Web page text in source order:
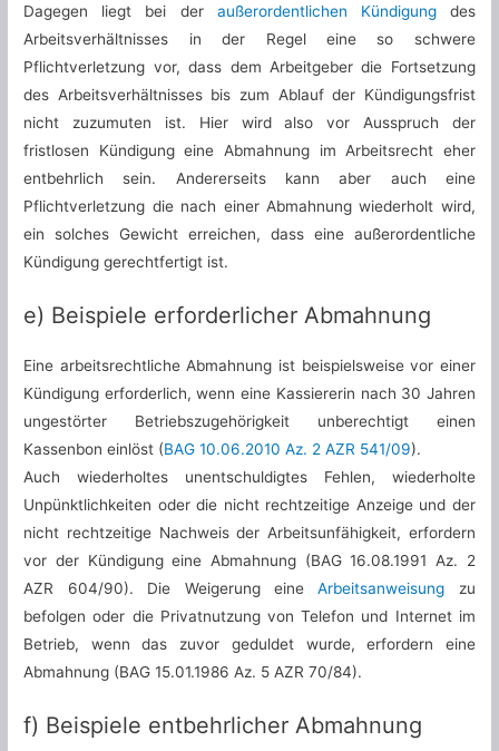
Dagegen liegt bei der außerordentlichen Kündigungdes
Arbeitsverhältnisses in der Regel eine so schwere
Pflichtverletzung vor, dass dem Arbeitgeber die Fortsetzung
des Arbeitsverhältnisses bis zum Ablauf der Kündigungsfrist
nicht zuzumuten ist. Hier wird also vor Ausspruch der
fristlosen Kündigung eine Abmahnung im Arbeitsrecht eher
entbehrlich sein. Andererseits kann aber auch eine
Pflichtverletzung die nach einer Abmahnung wiederholt wird,
ein solches Gewicht erreichen, dass eine außerordentliche
Kündigung gerechtfertigt ist.
e) Beispiele erforderlicher Abmahnung
Eine arbeitsrechtliche Abmahnung ist beispielsweise vor einer
Kündigung erforderlich, wenn eine Kassiererin nach 30 Jahren
ungestörter Betriebszugehörigkeit unberechtigt einen
Kassenbon einlöst (BAG 10.06.2010 Az. 2 AZR 541/09).
Auch wiederholtes unentschuldigtes Fehlen, wiederholte
Unpünktlichkeiten oder die nicht rechtzeitige Anzeige und der
nicht rechtzeitige Nachweis der Arbeitsunfähigkeit, erfordern
vor der Kündigung eine Abmahnung (BAG 16.08.1991 Az. 2
AZR 604/90). Die Weigerung eineArbeitsanweisung zu
befolgen oder die Privatnutzung von Telefon und Internet im
Betrieb, wenn das zuvor geduldet wurde, erfordern eine
Abmahnung (BAG 15.01.1986 Az. 5 AZR 70/84).
f) Beispiele entbehrlicher Abmahnung